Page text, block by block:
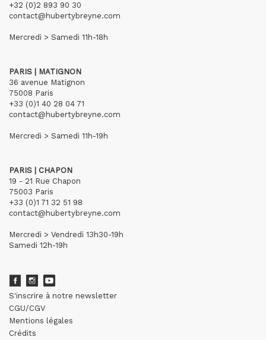
+32 (0)2 893 90 30
contact@hubertybreyne.com
Mercredi > Samedi 11h-18h
PARIS | MATIGNON
36 avenue Matignon
75008 Paris
+33 (0)1 40 28 04 71
contact@hubertybreyne.com
Mercredi > Samedi 11h-19h
PARIS | CHAPON
19 - 21 Rue Chapon
75003 Paris
+33 (0)1 71 32 51 98
contact@hubertybreyne.com
Mercredi > Vendredi 13h30-19h
Samedi 12h-19h
S'inscrire à notre newsletter
CGU/CGV
Mentions légales
Crédits